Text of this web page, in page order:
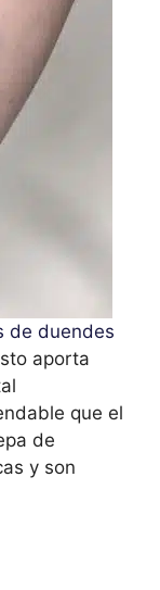
de duendes
aporta
que el
de
y son